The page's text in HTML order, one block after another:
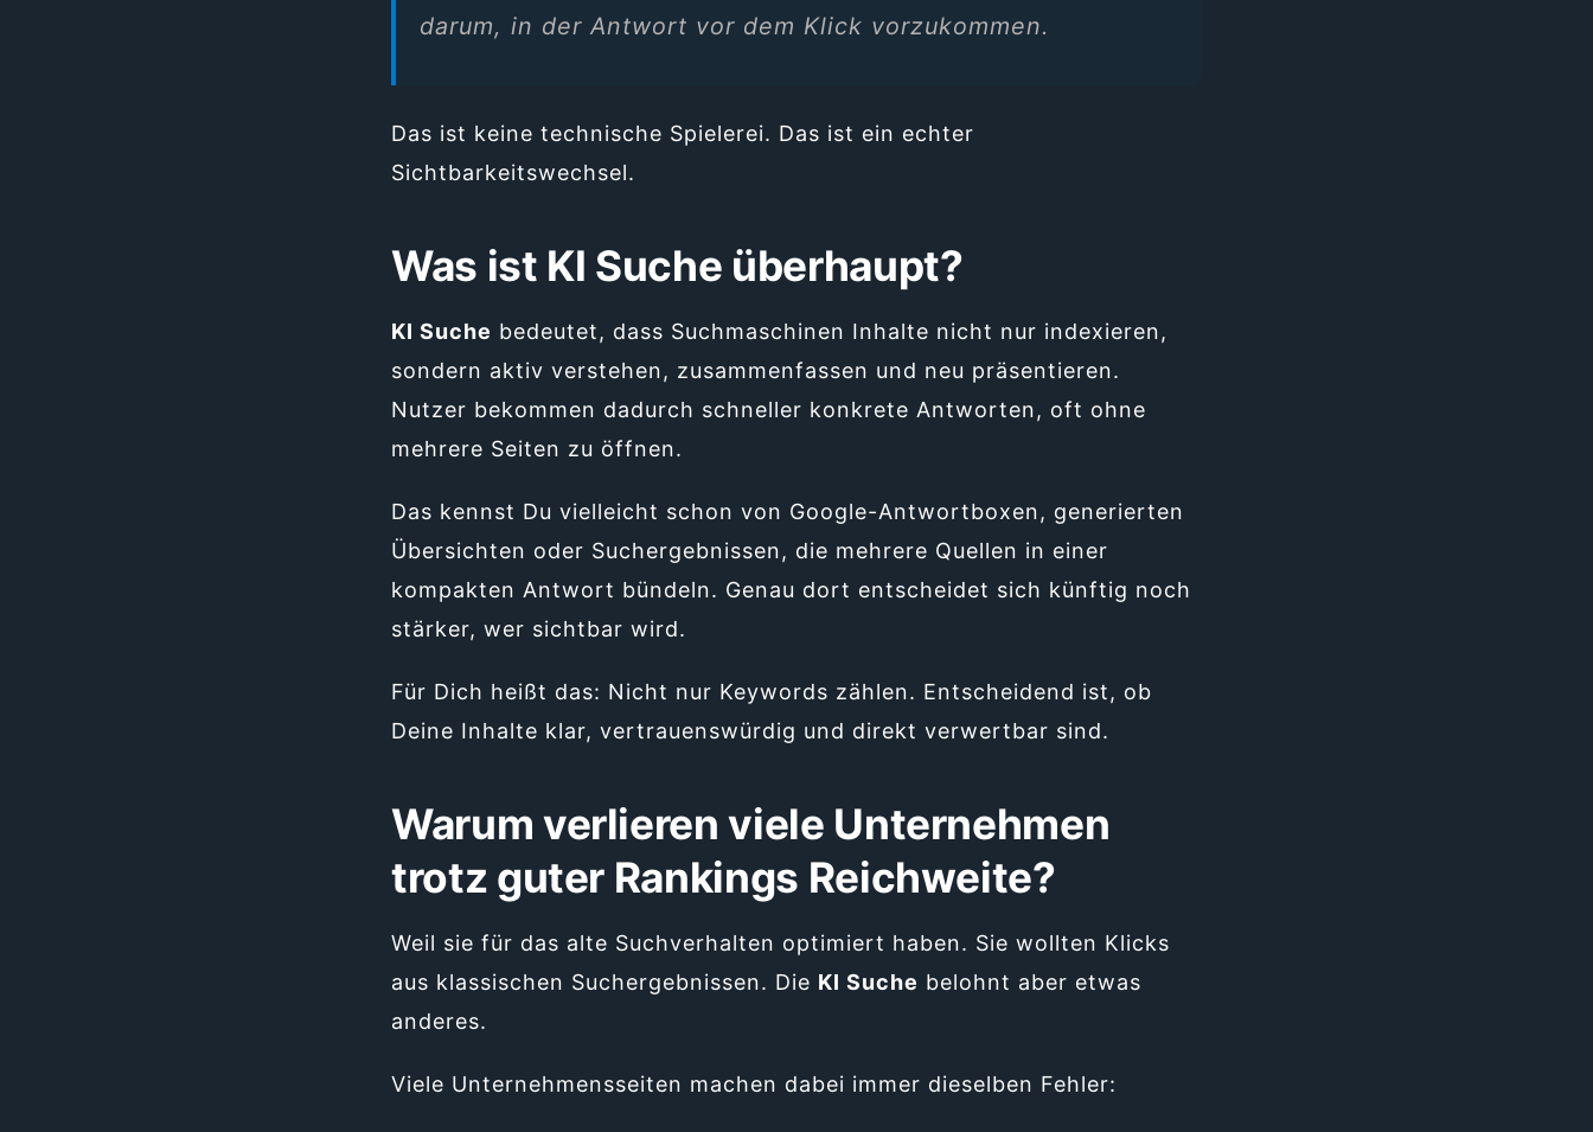
darum, in der Antwort vor dem Klick vorzukommen.
Das ist keine technische Spielerei. Das ist ein echter
Sichtbarkeitswechsel.
Was ist KI Suche überhaupt?
KI Suche bedeutet, dass Suchmaschinen Inhalte nicht nur indexieren,
sondern aktiv verstehen, zusammenfassen und neu präsentieren.
Nutzer bekommen dadurch schneller konkrete Antworten, oft ohne
mehrere Seiten zu öffnen.
Das kennst Du vielleicht schon von Google-Antwortboxen, generierten
Übersichten oder Suchergebnissen, die mehrere Quellen in einer
kompakten Antwort bündeln. Genau dort entscheidet sich künftig noch
stärker, wer sichtbar wird.
Für Dich heißt das: Nicht nur Keywords zählen. Entscheidend ist, ob
Deine Inhalte klar, vertrauenswürdig und direkt verwertbar sind.
Warum verlieren viele Unternehmen
trotz guter Rankings Reichweite?
Weil sie für das alte Suchverhalten optimiert haben. Sie wollten Klicks
aus klassischen Suchergebnissen. Die KI Suche belohnt aber etwas
anderes.
Viele Unternehmensseiten machen dabei immer dieselben Fehler: